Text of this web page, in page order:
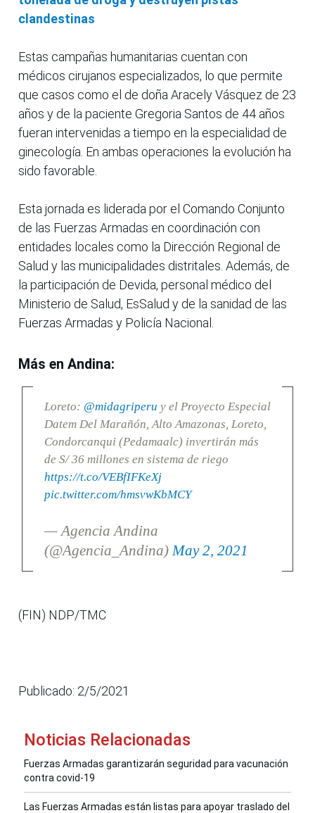
clandestinas
Estas campañas humanitarias cuentan con
médicos cirujanos especializados, lo que permite
que casos como el de doña Aracely Vásquez de 23
años y de la paciente Gregoria Santos de 44 años
fueran intervenidas a tiempo en la especialidad de
ginecología. En ambas operaciones la evolución ha
sido favorable.
Esta jornada es liderada por el Comando Conjunto
de las Fuerzas Armadas en coordinación con
entidades locales como la Dirección Regional de
Salud y las municipalidades distritales. Además, de
la participación de Devida, personal médico del
Ministerio de Salud, EsSalud y de la sanidad de las
Fuerzas Armadas y Policía Nacional.
Más en Andina:
Loreto: @midagriperu y el Proyecto Especial
Datem Del Marañón, Alto Amazonas, Loreto,
Condorcanqui (Pedamaalc) invertirán más
de S/ 36 millones en sistema de riego
https://t.co/VEBfIFKeXj
pic.twitter.com/hmsvwKbMCY
— Agencia Andina
(@Agencia_Andina)May 2, 2021
(FIN) NDP/TMC
Publicado: 2/5/2021
Noticias Relacionadas
Fuerzas Armadas garantizarán seguridad para vacunación
contra covid-19
Las Fuerzas Armadas están listas para apoyar traslado del